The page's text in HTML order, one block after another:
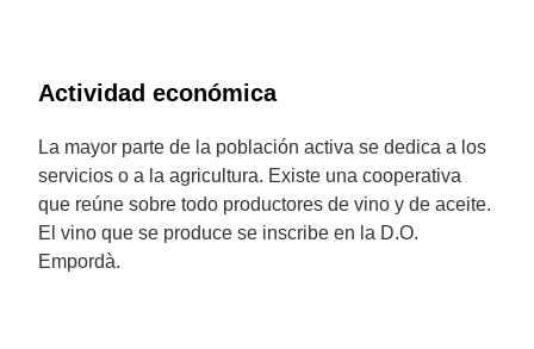
Actividad económica
La mayor parte de la población activa se dedica a los
servicios o a la agricultura. Existe una cooperativa
que reúne sobre todo productores de vino y de aceite.
El vino que se produce se inscribe en la D.O.
Empordà.